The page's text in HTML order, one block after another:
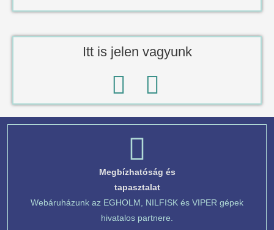
Itt is jelen vagyunk
Megbízhatóság és
tapasztalat
Webáruházunk az EGHOLM, NILFISK és VIPER gépek
hivatalos partnere.